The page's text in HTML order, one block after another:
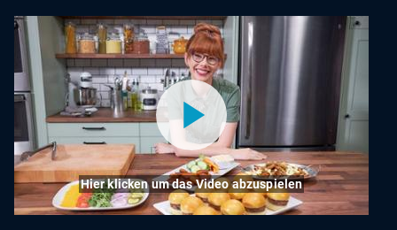
Hier klicken um das Video abzuspielen